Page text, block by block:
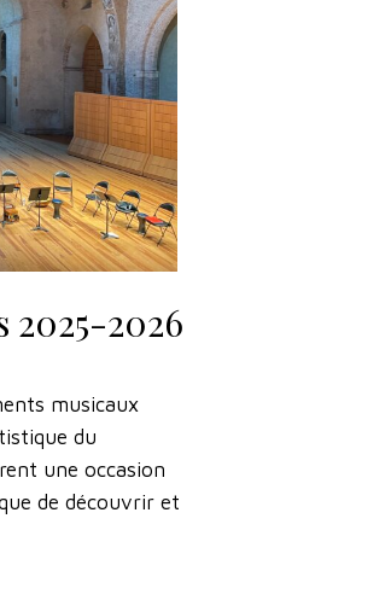
2025-2026
musicaux
du
une occasion
de découvrir et